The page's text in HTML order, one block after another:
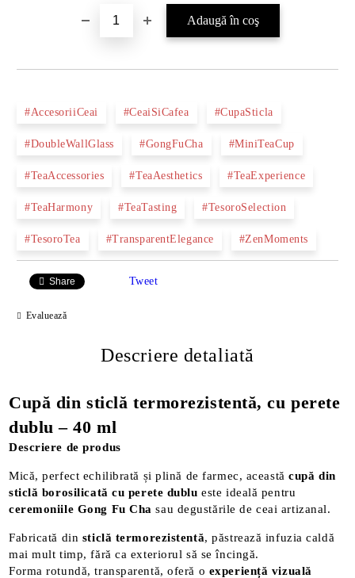
#AccesoriiCeai #CeaiSiCafea #CupaSticla
#DoubleWallGlass #GongFuCha #MiniTeaCup
#TeaAccessories #TeaAesthetics #TeaExperience
#TeaHarmony #TeaTasting #TesoroSelection
#TesoroTea #TransparentElegance #ZenMoments
Share Tweet
Evaluează
Descriere detaliată
Cupă din sticlă termorezistentă, cu perete
dublu – 40 ml
Descriere de produs
Mică, perfect echilibrată și plină de farmec, aceastăcupă din
sticlă borosilicată cu perete dublu este ideală pentru
ceremoniile Gong Fu Cha sau degustările de ceai artizanal.
Fabricată din sticlă termorezistentă, păstrează infuzia caldă
mai mult timp, fără ca exteriorul să se încingă.
Forma rotundă, transparentă, oferă o experiență vizuală